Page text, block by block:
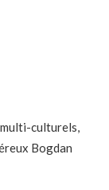
culturels,
Bogdan